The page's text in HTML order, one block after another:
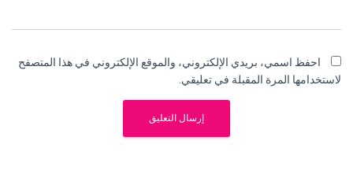
احفظ اسمي، بريدي الإلكتروني، والموقع الإلكتروني في هذا المتصفح
لاستخدامها المرة المقبلة في تعليقي.